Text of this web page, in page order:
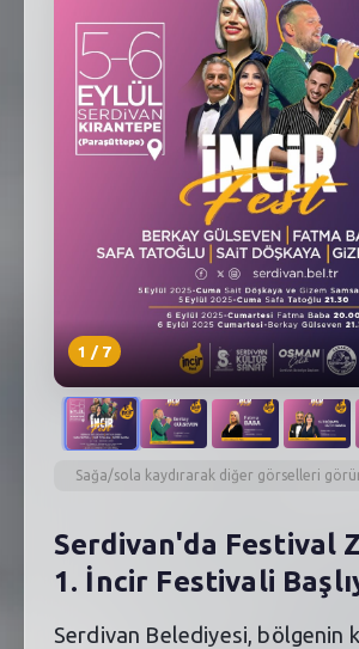
1 /7
Sağa/sola kaydırarak diğer görselleri
Serdivan'da Festival
1. İncir Festivali
Serdivan Belediyesi, bölgenin
SEBİK
NÖBETÇI ECZANELER
SABSIS - AFET
TRAFIKPARK
KÜREK
PARKLAR
PAZAR YERLERI
ATIK YÖNETIM
PLANETARYUM